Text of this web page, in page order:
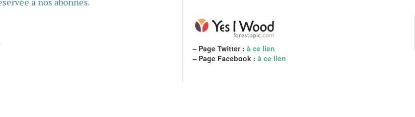
LE MOT DE PASSE
–Page Twitter : à ce lien
– Page Facebook : à ce lien